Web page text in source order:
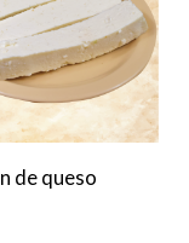
de queso